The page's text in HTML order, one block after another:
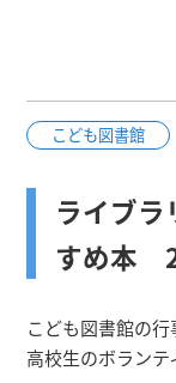
こども図書館
ライブ
すめ本
こども図書館の
高校生のボランテ